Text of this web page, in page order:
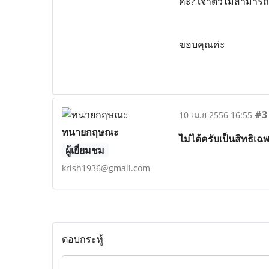
ขอบคุณค่ะ
ทนายกฤษณะ
ผู้เยี่ยมชม
krish1936@gmail.com
10 เม.ย 2556 16:55 #3
ไม่ได้ครับเป็นสิทธิเฉ
ตอบกระทู้